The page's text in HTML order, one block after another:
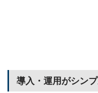
導入・運用がシン